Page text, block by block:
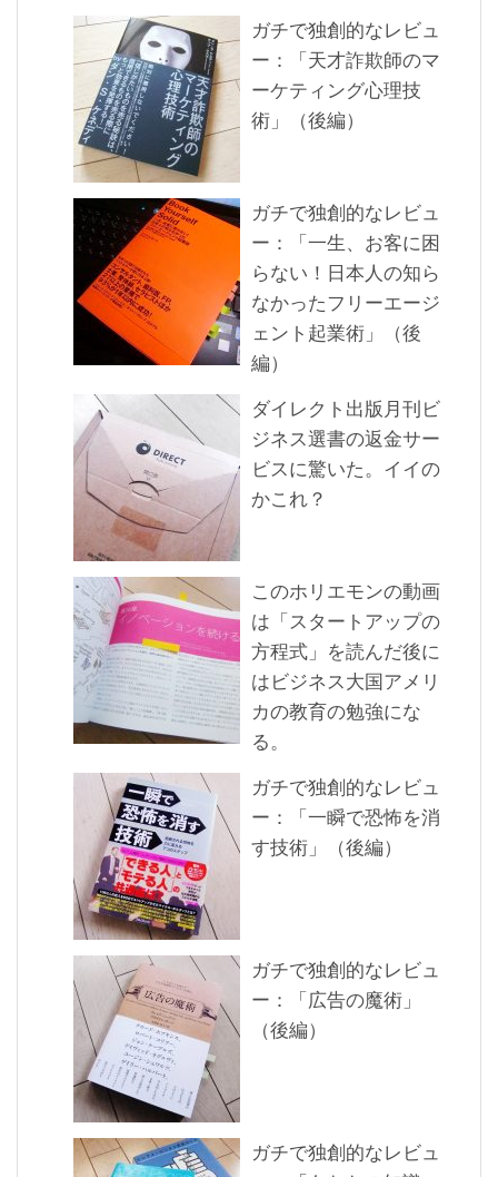
ガチで独創的なレビュ
ー：「天才詐欺師のマ
ーケティング心理技
術」（後編）
ガチで独創的なレビュ
ー：「一生、お客に困
らない！日本人の知ら
なかったフリーエージ
ェント起業術」（後
編）
ダイレクト出版月刊ビ
ジネス選書の返金サー
ビスに驚いた。イイの
かこれ？
このホリエモンの動画
は「スタートアップの
方程式」を読んだ後に
はビジネス大国アメリ
カの教育の勉強にな
る。
ガチで独創的なレビュ
ー：「一瞬で恐怖を消
す技術」（後編）
ガチで独創的なレビュ
ー：「広告の魔術」
（後編）
ガチで独創的なレビュ